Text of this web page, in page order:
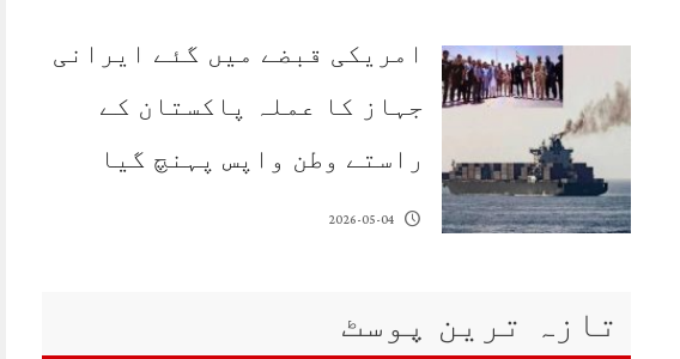
امریکی قبضے میں گئے ایرانی
جہاز کا عملہ پاکستان کے
راستے وطن واپس پہنچ گیا
2026-05-04
تازہ ترین پوسٹ